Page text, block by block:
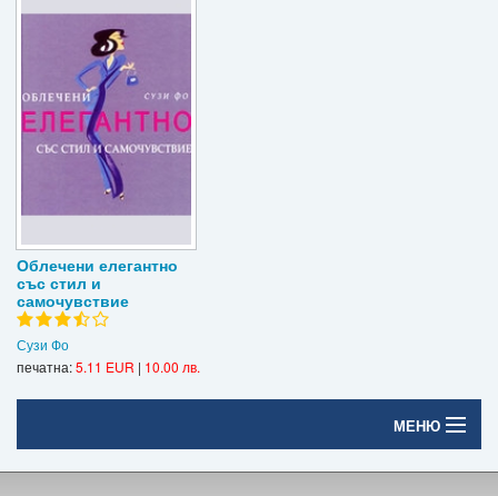
Подаръци
Ваучери
Промоции
Вход
Регистрация
Облечени елегантно
със стил и
самочувствие
Сузи Фо
печатна:5.11 EUR | 10.00 лв.
МЕНЮ
Начало